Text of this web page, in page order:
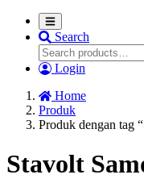
Search
Login
Home
Produk
Produk dengan tag
Stavolt